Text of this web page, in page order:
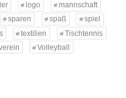
logo
mannschaft
sparen spaß
spiel
textilien
Tischtennis
Volleyball